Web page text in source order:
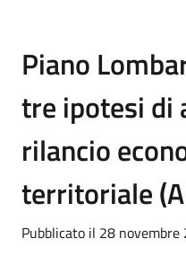
Piano
tre ipotesi di
rilancio
territoriale
Pubblicato il 28 novembre